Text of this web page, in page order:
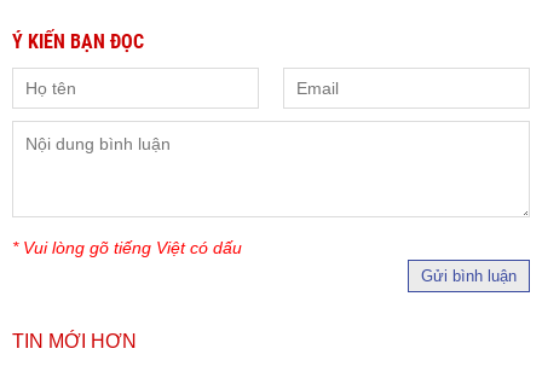
Ý KIẾN BẠN ĐỌC
* Vui lòng gõ tiếng Việt có dấu
Gửi bình luận
TIN MỚI HƠN